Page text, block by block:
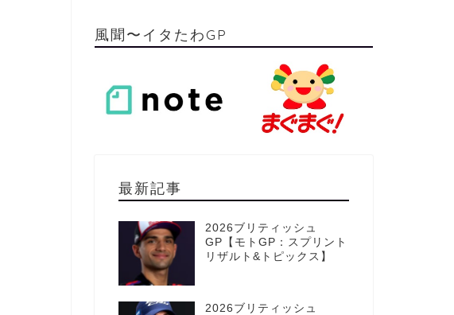
風聞〜イタたわGP
最新記事
2026ブリティッシュ
GP【モトGP：スプリント
リザルト&トピックス】
2026ブリティッシュ